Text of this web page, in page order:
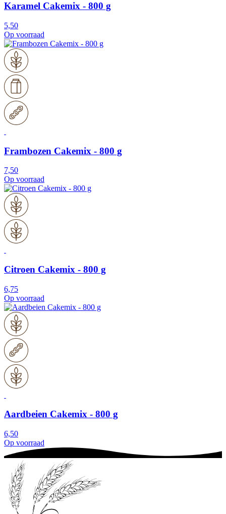
Karamel Cakemix - 800 g
5,50
Op voorraad
Frambozen Cakemix - 800 g
7,50
Op voorraad
Citroen Cakemix - 800 g
6,75
Op voorraad
Aardbeien Cakemix - 800 g
6,50
Op voorraad